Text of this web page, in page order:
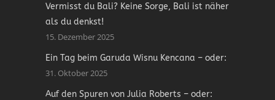
Vermisst du Bali? Keine Sorge, Bali ist näher
als du denkst!
15. Dezember 2025
Ein Tag beim Garuda Wisnu Kencana – oder:
31. Oktober 2025
Auf den Spuren von Julia Roberts – oder: